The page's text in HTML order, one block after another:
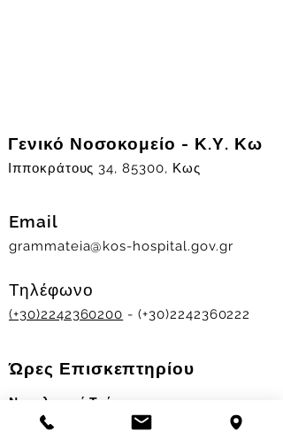
Γενικό Νοσοκομείο - Κ.Υ. Κω
Ιπποκράτους 34, 85300, Κως
Email
grammateia@kos-hospital.gov.gr
Τηλέφωνο
(+30)2242360200 - (+30)2242360222
Ώρες Επισκεπτηρίου
Νοσηλευτικά Τμήματα
Χειμερινό ωράριο: 11.00-13.00
17.30-19.30